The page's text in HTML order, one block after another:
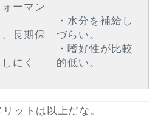
ォーマン
、長期保
にく
・水分を補給し
づらい。
・嗜好性が比較
的低い。
ットは以上だな。